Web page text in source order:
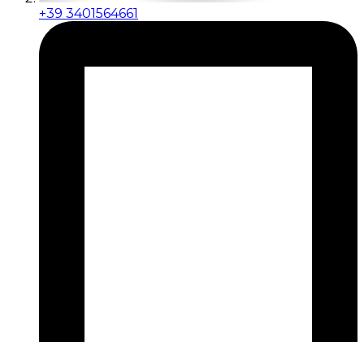
+39 3401564661